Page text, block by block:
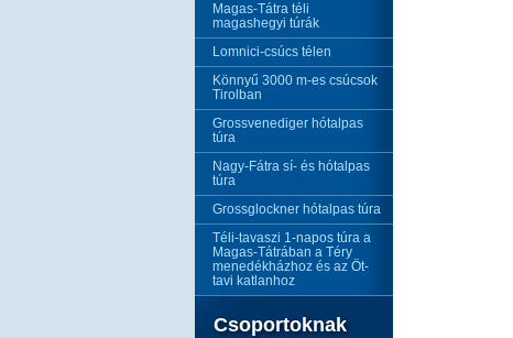
Magas-Tátra téli
magashegyi túrák
Lomnici-csúcs télen
Könnyű 3000 m-es csúcsok
Tirolban
Grossvenediger hótalpas
túra
Nagy-Fátra sí- és hótalpas
túra
Grossglockner hótalpas túra
Téli-tavaszi 1-napos túra a
Magas-Tátrában a Téry
menedékházhoz és az Öt-
tavi katlanhoz
Csoportoknak